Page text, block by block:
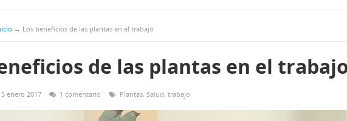
→ Los beneficios de las plantas en el trabajo
de las plantas en el
enero 2017 1 comentario Plantas, Salud, trabajo